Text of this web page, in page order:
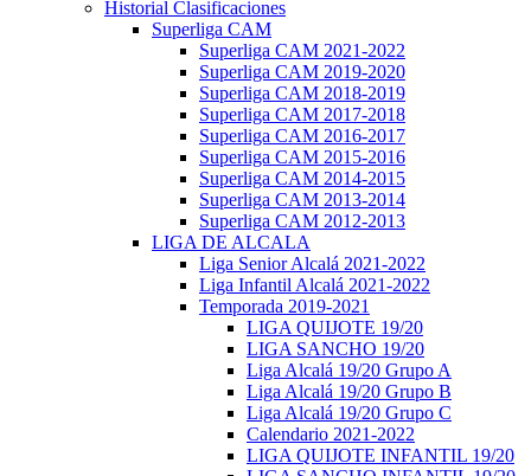
Historial Clasificaciones
Superliga CAM
Superliga CAM 2021-2022
Superliga CAM 2019-2020
Superliga CAM 2018-2019
Superliga CAM 2017-2018
Superliga CAM 2016-2017
Superliga CAM 2015-2016
Superliga CAM 2014-2015
Superliga CAM 2013-2014
Superliga CAM 2012-2013
LIGA DE ALCALA
Liga Senior Alcalá 2021-2022
Liga Infantil Alcalá 2021-2022
Temporada 2019-2021
LIGA QUIJOTE 19/20
LIGA SANCHO 19/20
Liga Alcalá 19/20 Grupo A
Liga Alcalá 19/20 Grupo B
Liga Alcalá 19/20 Grupo C
Calendario 2021-2022
LIGA QUIJOTE INFANTIL 19/20